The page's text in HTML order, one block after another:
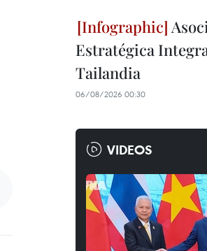
Estratégica
Tailandia
06/08/2026 00:30
VIDEOS